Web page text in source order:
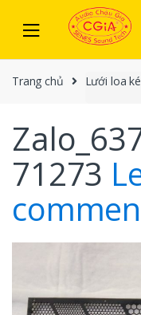
Skip to navigation
Trang chủ Lưới loa
71273